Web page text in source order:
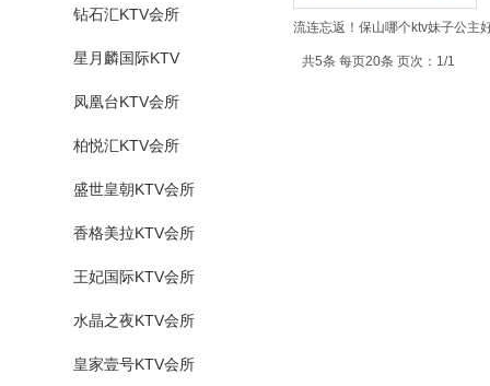
钻石汇KTV会所
星月麟国际KTV
凤凰台KTV会所
柏悦汇KTV会所
盛世皇朝KTV会所
香格美拉KTV会所
王妃国际KTV会所
水晶之夜KTV会所
皇家壹号KTV会所
流连忘返！保山哪个ktv妹子公主
共5条 每页20条 页次：1/1